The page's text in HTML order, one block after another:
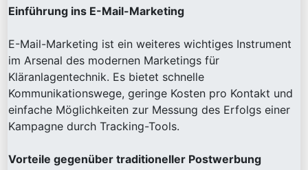
Einführung ins E-Mail-Marketing
E-Mail-Marketing ist ein weiteres wichtiges Instrument
im Arsenal des modernen Marketings für
Kläranlagentechnik. Es bietet schnelle
Kommunikationswege, geringe Kosten pro Kontakt und
einfache Möglichkeiten zur Messung des Erfolgs einer
Kampagne durch Tracking-Tools.
Vorteile gegenüber traditioneller Postwerbung